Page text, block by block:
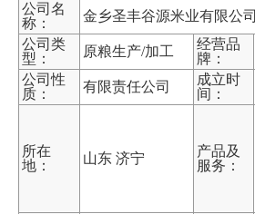
公司名
称：
金乡圣丰谷源米业有限公司
公司类
型：
原粮生产/加工
经营品
牌：
公司性
质：
有限责任公司
成立时
间：
所在
地：
山东 济宁
产品及
服务：